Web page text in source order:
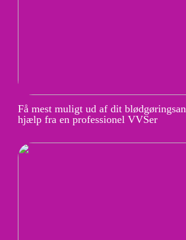
Få mest muligt ud af dit
hjælp fra en professionel VVSer